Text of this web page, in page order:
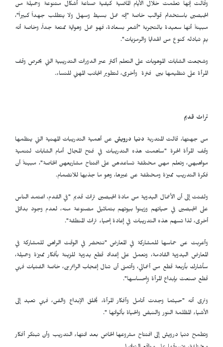
وقالت إنها تعلمت خلال الأيام الماضية كيفية صناعة أشكال متنوعة وجميلة من
الجبصين باستخدام قوالب خاصة "إنه عمل بسيط وسهل ولا يتطلب جهداً كبيراً"،
مبينةً أنها سعيدة بالتجربة "أشعر بسعادة، فهو عمل وهواية ممتعة جداً، وخاصة أنه
يتم تبادله كنوع من الهدايا والرمزيات".
وشجعت الشابات الموهوبات على التعلم أكثر عبر الدورات التدريبية التي يحرص وقف
المرأة على تنظيمها بين فترة وأخرى، لتطوير الجانب المهني للنساء.
تراث قديم
من جهتها، قالت المتدربة دنيا درويش عن أهمية التدريبات المهنية التي ينظمها
وقف المرأة الحرة "ساهمت هذه التدريبات في فتح المجال أمام الشابات لتنمية
مواهبهن، وتعلم مهن مختلفة تساعدهن على افتتاح مشاريعهن الخاصة"، مبينةً أن
فكرة التدريب مميزة ومختلفة عن غيرها، وهو ما جذبها للانضمام.
ولفتت إلى أن الأعمال اليدوية من مادة الجبصين تراث قديم "في القدم، اعتمد الناس
على الجبصين في حياتهم وزينوا بيوتهم بتماثيل مصنوعة منه، لعدم وجود بدائل
أخرى، لذا تسهم هذه التدريبات في إعادة إحياء تراث المنطقة".
وأعربت عن حماسها للمشاركة في المعارض "نتحضر في الوقت الراهن للمشاركة في
المعارض اليدوية القادمة، ونعمل على إعداد قطع يدوية للزينة بأفكار مميزة وجميلة،
سأشارك بأربعة قطع من أعمالي، وأتمنى أن تنال إعجاب الزائرين، خاصة الفتيات فهي
قطع صنعت بإبداع المرأة وإحساسها".
وترى أنه "حيثما وجدت أنامل وأفكار المرأة، يُخلق الإبداع والفن، فهي تعيد إلى
الأشياء المظلمة النور والنبض والحياة بألوانها ".
وتطمح دنيا درويش إلى افتتاح مشروعها الخاص بعد انتهاء التدريب وأن تبتكر أفكار